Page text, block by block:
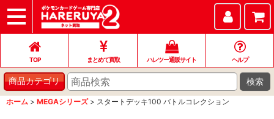
TOP
まとめて買取
ハレツー通販サイト
ヘルプ
お問い合わせ
TOP まとめて買取 ハレツー通販サイト ヘルプ
商品カテゴリ 検索
ホーム > MEGAシリーズ > スタートデッキ100 バトルコレクション